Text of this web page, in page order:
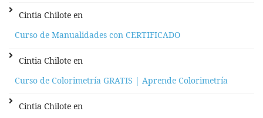
Cintia Chilote en
Curso de Manualidades con CERTIFICADO
Cintia Chilote en
Curso de Colorimetría GRATIS | Aprende Colorimetría
Cintia Chilote en